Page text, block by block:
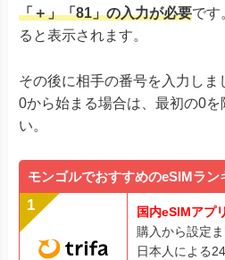
「＋」「81」の入力が必要です
ると表示されます。
その後に相手の番号を入力し
0から始まる場合は、最初の0を
い。
モンゴルでおすすめのeSIMラン
国内eSIMアプ
購入から設定
日本人による